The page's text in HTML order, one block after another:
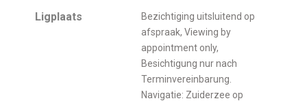
Ligplaats
Bezichtiging uitsluitend op
afspraak, Viewing by
appointment only,
Besichtigung nur nach
Terminvereinbarung.
Navigatie: Zuiderzee op